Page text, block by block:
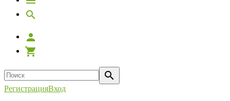
РегистрацияВход